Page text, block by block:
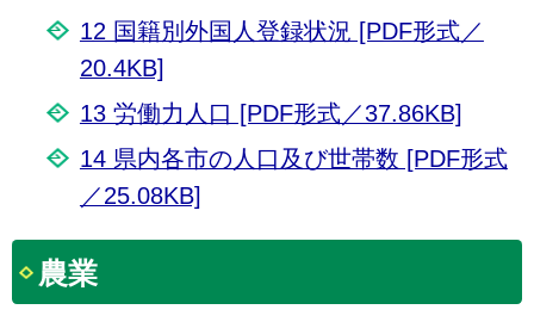
12 国籍別外国人登録状況 [PDF形式／
20.4KB]
13 労働力人口 [PDF形式／37.86KB]
14 県内各市の人口及び世帯数 [PDF形式
／25.08KB]
農業